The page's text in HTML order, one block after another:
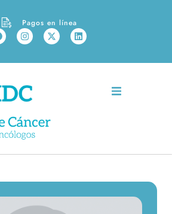
Pagos en línea